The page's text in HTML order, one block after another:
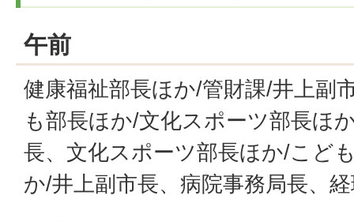
午前
健康福祉部長ほか/管財課/井上副
も部長ほか/文化スポーツ部長ほ
長、文化スポーツ部長ほか/こど
か/井上副市長、病院事務局長、